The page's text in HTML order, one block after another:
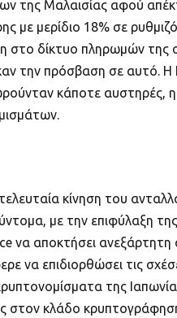
της Μαλαισίας αφού
μερίδιο 18% σε
δίκτυο πληρωμών της
την πρόσβαση σε αυτό.
κάποτε αυστηρές, η
κίνηση του
με την επιφύλαξη
να αποκτήσει
επιδιορθώσει τις
της
στον κλάδο